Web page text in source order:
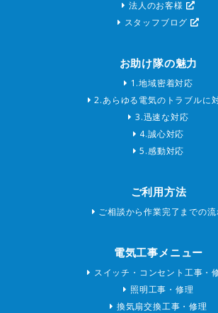
法人のお客様
スタッフブログ
お助け隊の魅力
1.地域密着対応
2.あらゆる電気のトラブルに
3.迅速な対応
4.誠心対応
5.感動対応
ご利用方法
ご相談から作業完了までの
電気工事メニュー
スイッチ・コンセント工事・
照明工事・修理
換気扇交換工事・修理